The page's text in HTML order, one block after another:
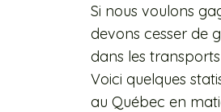
Si nous voulons
devons cesser de
dans les
Voici quelques
au Québec en